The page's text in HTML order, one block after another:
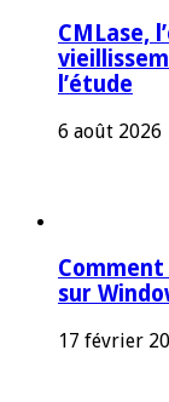
CMLase,
l’étude
6 août 2026
sur
17 février